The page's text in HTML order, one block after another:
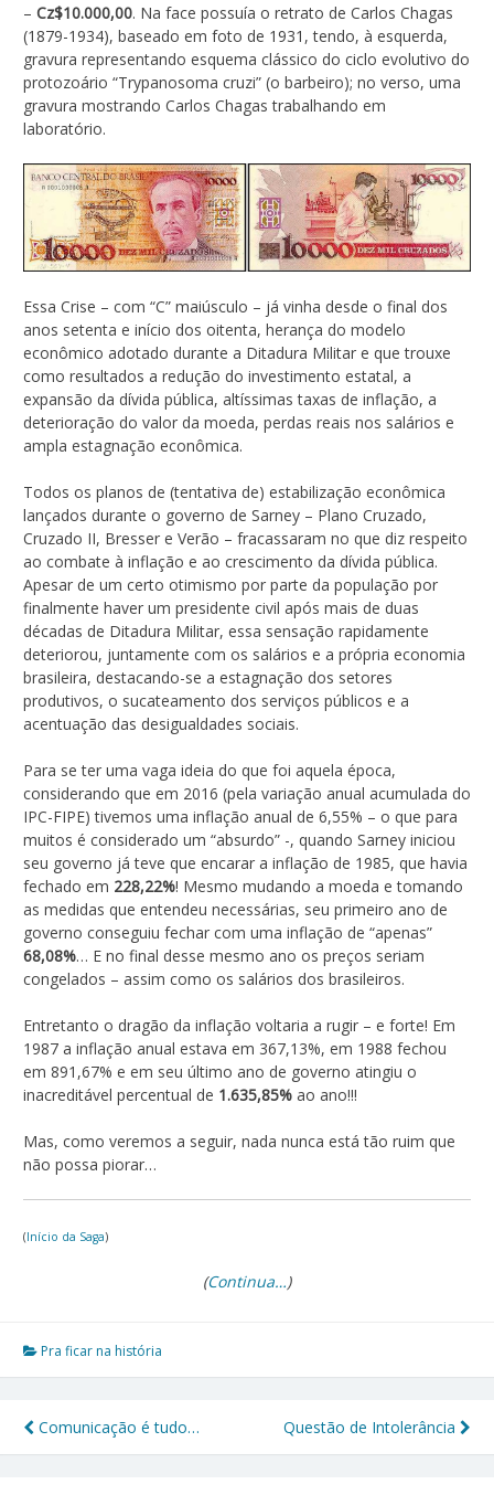
– Cz$10.000,00. Na face possuía o retrato de Carlos Chagas
(1879-1934), baseado em foto de 1931, tendo, à esquerda,
gravura representando esquema clássico do ciclo evolutivo do
protozoário “Trypanosoma cruzi” (o barbeiro); no verso, uma
gravura mostrando Carlos Chagas trabalhando em
laboratório.
Essa Crise – com “C” maiúsculo – já vinha desde o final dos
anos setenta e início dos oitenta, herança do modelo
econômico adotado durante a Ditadura Militar e que trouxe
como resultados a redução do investimento estatal, a
expansão da dívida pública, altíssimas taxas de inflação, a
deterioração do valor da moeda, perdas reais nos salários e
ampla estagnação econômica.
Todos os planos de (tentativa de) estabilização econômica
lançados durante o governo de Sarney – Plano Cruzado,
Cruzado II, Bresser e Verão – fracassaram no que diz respeito
ao combate à inflação e ao crescimento da dívida pública.
Apesar de um certo otimismo por parte da população por
finalmente haver um presidente civil após mais de duas
décadas de Ditadura Militar, essa sensação rapidamente
deteriorou, juntamente com os salários e a própria economia
brasileira, destacando-se a estagnação dos setores
produtivos, o sucateamento dos serviços públicos e a
acentuação das desigualdades sociais.
Para se ter uma vaga ideia do que foi aquela época,
considerando que em 2016 (pela variação anual acumulada do
IPC-FIPE) tivemos uma inflação anual de 6,55% – o que para
muitos é considerado um “absurdo” -, quando Sarney iniciou
seu governo já teve que encarar a inflação de 1985, que havia
fechado em 228,22%! Mesmo mudando a moeda e tomando
as medidas que entendeu necessárias, seu primeiro ano de
governo conseguiu fechar com uma inflação de “apenas”
68,08%… E no final desse mesmo ano os preços seriam
congelados – assim como os salários dos brasileiros.
Entretanto o dragão da inflação voltaria a rugir – e forte! Em
1987 a inflação anual estava em 367,13%, em 1988 fechou
em 891,67% e em seu último ano de governo atingiu o
inacreditável percentual de 1.635,85% ao ano!!!
Mas, como veremos a seguir, nada nunca está tão ruim que
não possa piorar…
(Início da Saga)
(Continua…)
Pra ficar na história
Navegação
Comunicação é tudo… Questão de Intolerância